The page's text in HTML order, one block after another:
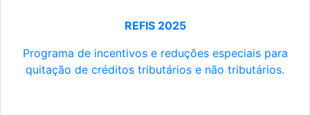
REFIS 2025
Programa de incentivos e reduções especiais para
quitação de créditos tributários e não tributários.